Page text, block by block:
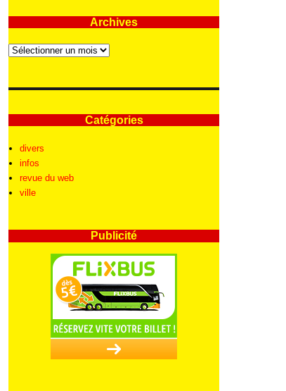
Archives
Archives
Catégories
divers
infos
revue du web
ville